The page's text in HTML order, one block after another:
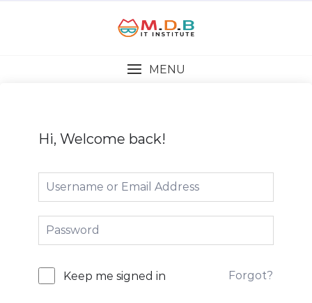
MENU
Hi, Welcome back!
Keep me signed in Forgot?